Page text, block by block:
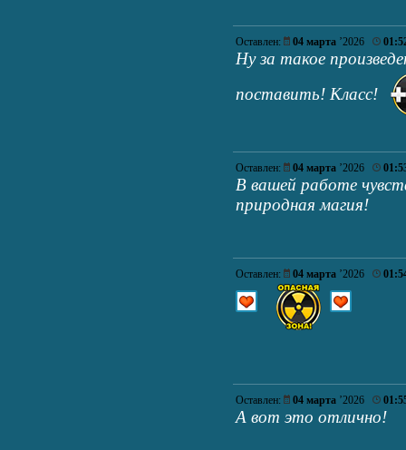
Оставлен: 04 марта ’2026
Ну за такое
поставить! Класс!
Оставлен: 04 марта ’2026
В вашей работе
природная магия!
Оставлен: 04 марта ’2026
Оставлен: 04 марта ’2026
А вот это отлично!